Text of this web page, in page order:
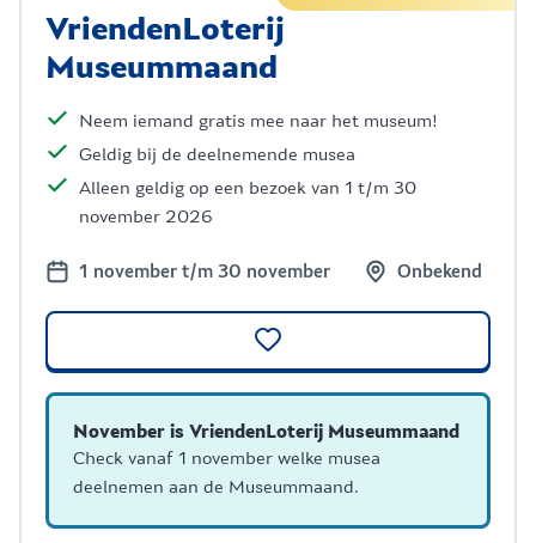
VriendenLoterij
Museummaand
Neem iemand gratis mee naar het museum!
Geldig bij de deelnemende musea
Alleen geldig op een bezoek van 1 t/m 30
november 2026
1 november t/m 30 november Onbekend
Informatie
November is VriendenLoterij Museummaand
Check vanaf 1 november welke musea
deelnemen aan de Museummaand.